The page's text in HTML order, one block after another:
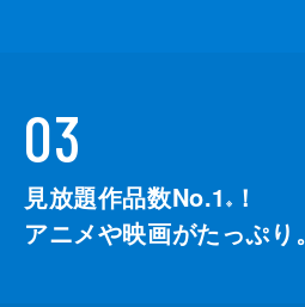
03
見放題作品数No.1 ※
！
アニメや映画がたっぷり。